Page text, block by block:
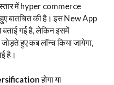
में hyper commerce
बातचित की है। इस New App
बताई गई है, लेकिन इसमें
हुए कब लॉन्च किया जायेगा,
है।
होगा या